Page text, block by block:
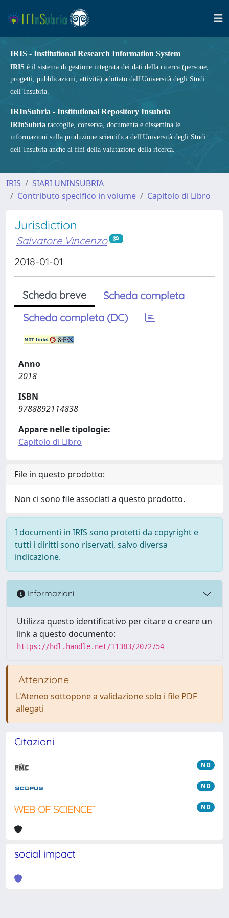
IRIS - Institutional Research Information System
IRIS è il sistema di gestione integrata dei dati della ricerca (persone,
progetti, pubblicazioni, attività) adottato dall'Università degli Studi
dell’Insubria.
IRInSubria - Institutional Repository Insubria
IRInSubria raccoglie, conserva, documenta e dissemina le
informazioni sulla produzione scientifica dell'Università degli Studi
dell’Insubria anche ai fini della valutazione della ricerca.
IRIS
SIARI UNINSUBRIA
Contributo specifico in volume
Capitolo di Libro
Jurisdiction
Salvatore Vincenzo
2018-01-01
Scheda breve
Scheda completa
Scheda completa (DC)
Anno
2018
ISBN
9788892114838
Appare nelle tipologie:
Capitolo di Libro
File in questo prodotto:
Non ci sono file associati a questo prodotto.
I documenti in IRIS sono protetti da copyright e
tutti i diritti sono riservati, salvo diversa
indicazione.
Informazioni
Utilizza questo identificativo per citare o creare un
link a questo documento:
https://hdl.handle.net/11383/2072754
Attenzione
L'Ateneo sottopone a validazione solo i file PDF
allegati
Citazioni
ND
ND
ND
social impact